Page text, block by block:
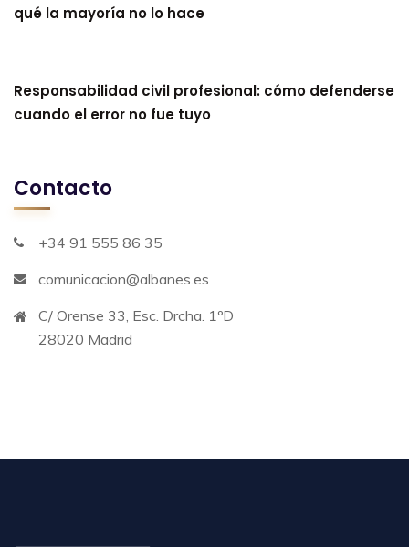
qué la mayoría no lo hace
Responsabilidad civil profesional: cómo defenderse
cuando el error no fue tuyo
Contacto
+34 91 555 86 35
comunicacion@albanes.es
C/ Orense 33, Esc. Drcha. 1ºD
28020 Madrid